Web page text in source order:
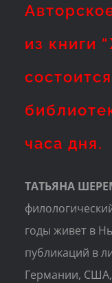
из книги
часа дня.
ТАТЬЯНА
годы живет в
публикаций в
Германии,